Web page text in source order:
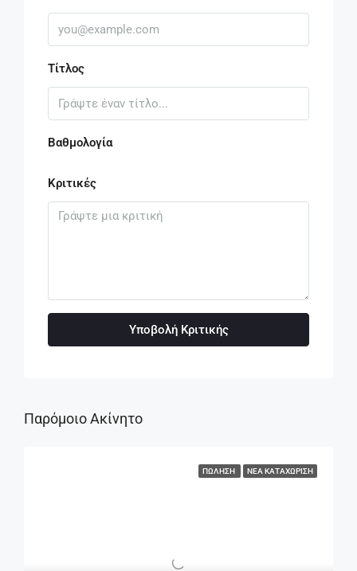
Τίτλος
Βαθμολογία
Κριτικές
Υποβολή Κριτικής
Παρόμοιο Ακίνητο
ΠΏΛΗΣΗ ΝΈΑ ΚΑΤΑΧΏΡΙΣΗ